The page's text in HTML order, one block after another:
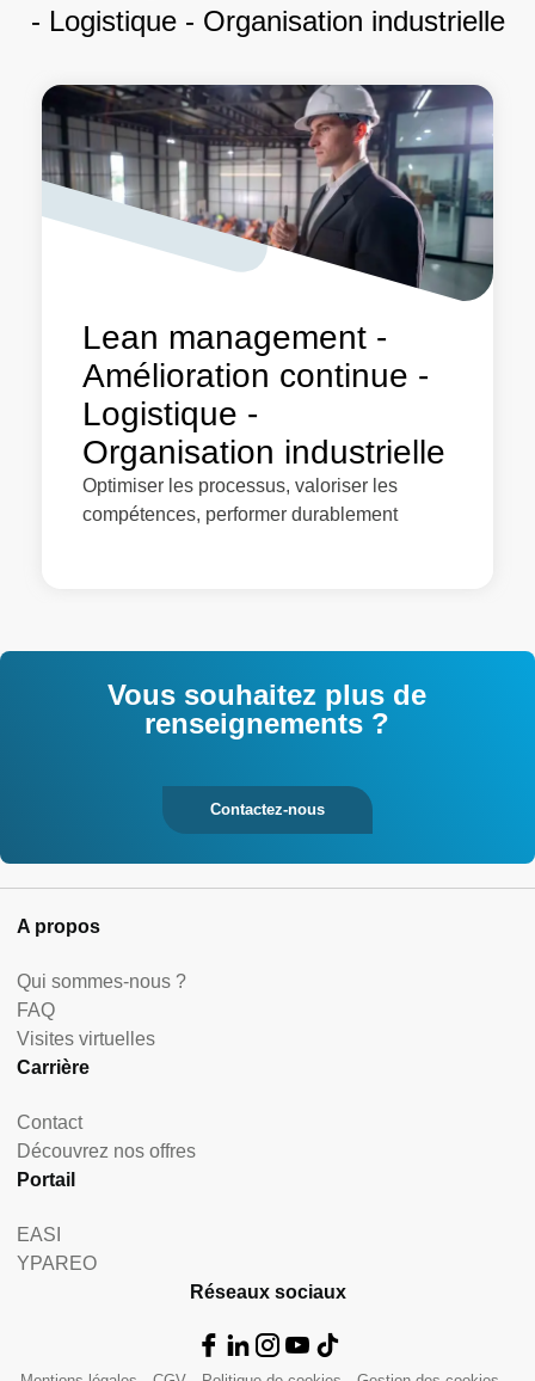
- Logistique - Organisation industrielle
Lean management -
Amélioration continue -
Logistique -
Organisation industrielle
Optimiser les processus, valoriser les
compétences, performer durablement
Vous souhaitez plus de
renseignements ?
Contactez-nous
A propos
Qui sommes-nous ?
FAQ
Visites virtuelles
Carrière
Contact
Découvrez nos offres
Portail
EASI
YPAREO
Réseaux sociaux